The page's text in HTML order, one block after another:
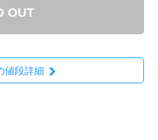
OUT
値段詳細